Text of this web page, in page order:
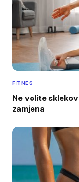
FITNES
Ne volite
zamjena